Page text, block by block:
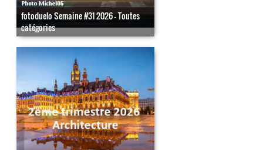
fotoduelo Semaine #31 2026 - Toutes
catégories